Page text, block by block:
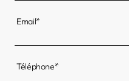
Email*
Téléphone*